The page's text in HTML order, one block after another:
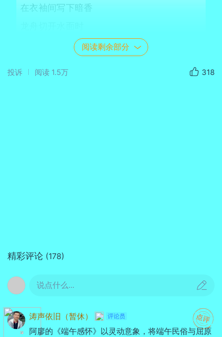
在衣袖间写下暗香
我们打捞两千年前的月亮
阅读剩余部分
投诉 阅读 1.5万 318
精彩评论 (178)
说点什么...
涛声依旧（暂休）
阿廖的《端午感怀》以灵动意象，将端午民俗与屈原